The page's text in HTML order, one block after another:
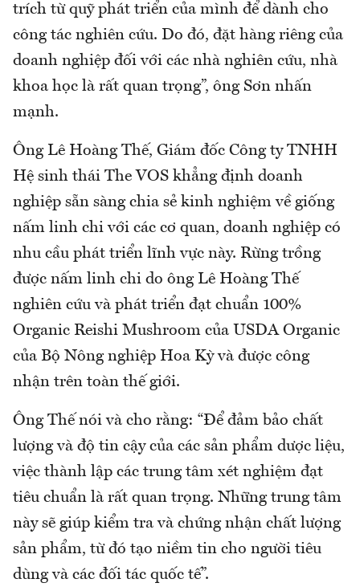
trích từ quỹ phát triển của mình để dành cho
công tác nghiên cứu. Do đó, đặt hàng riêng của
doanh nghiệp đối với các nhà nghiên cứu, nhà
khoa học là rất quan trọng”, ông Sơn nhấn
mạnh.
Ông Lê Hoàng Thế, Giám đốc Công ty TNHH
Hệ sinh thái The VOS khẳng định doanh
nghiệp sẵn sàng chia sẻ kinh nghiệm về giống
nấm linh chi với các cơ quan, doanh nghiệp có
nhu cầu phát triển lĩnh vực này. Rừng trồng
được nấm linh chi do ông Lê Hoàng Thế
nghiên cứu và phát triển đạt chuẩn 100%
Organic Reishi Mushroom của USDA Organic
của Bộ Nông nghiệp Hoa Kỳ và được công
nhận trên toàn thế giới.
Ông Thế nói và cho rằng: “Để đảm bảo chất
lượng và độ tin cậy của các sản phẩm dược liệu,
việc thành lập các trung tâm xét nghiệm đạt
tiêu chuẩn là rất quan trọng. Những trung tâm
này sẽ giúp kiểm tra và chứng nhận chất lượng
sản phẩm, từ đó tạo niềm tin cho người tiêu
dùng và các đối tác quốc tế”.